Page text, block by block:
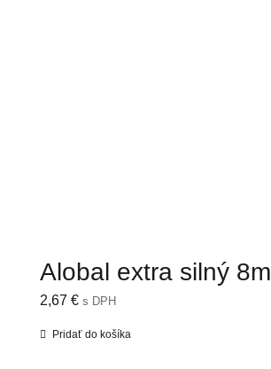
Alobal extra silný 8m
2,67 € s DPH
Pridať do košíka